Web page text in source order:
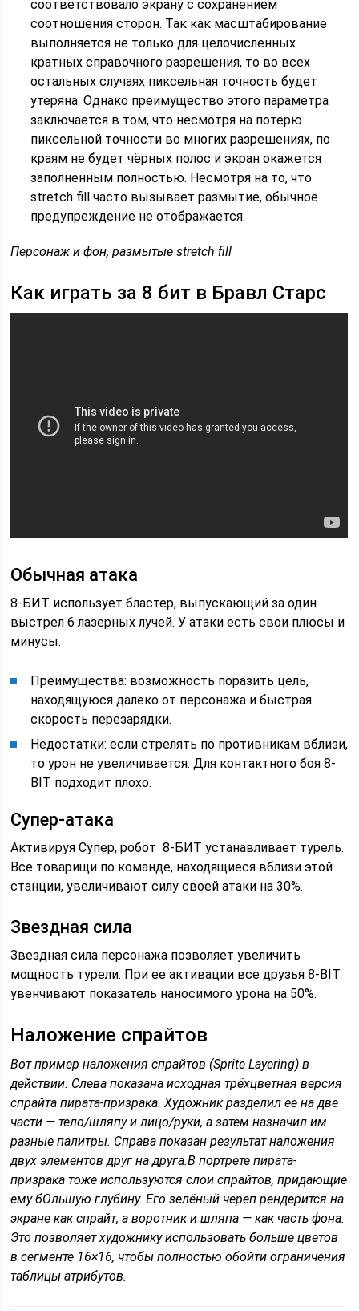
соответствовало экрану с сохранением
соотношения сторон. Так как масштабирование
выполняется не только для целочисленных
кратных справочного разрешения, то во всех
остальных случаях пиксельная точность будет
утеряна. Однако преимущество этого параметра
заключается в том, что несмотря на потерю
пиксельной точности во многих разрешениях, по
краям не будет чёрных полос и экран окажется
заполненным полностью. Несмотря на то, что
stretch fill часто вызывает размытие, обычное
предупреждение не отображается.
Персонаж и фон, размытые stretch fill
Как играть за 8 бит в Бравл Старс
Обычная атака
8-БИТ использует бластер, выпускающий за один
выстрел 6 лазерных лучей. У атаки есть свои плюсы и
минусы.
Преимущества: возможность поразить цель,
находящуюся далеко от персонажа и быстрая
скорость перезарядки.
Недостатки: если стрелять по противникам вблизи,
то урон не увеличивается. Для контактного боя 8-
BIT подходит плохо.
Супер-атака
Активируя Супер, робот 8-БИТ устанавливает турель.
Все товарищи по команде, находящиеся вблизи этой
станции, увеличивают силу своей атаки на 30%.
Звездная сила
Звездная сила персонажа позволяет увеличить
мощность турели. При ее активации все друзья 8-BIT
увенчивают показатель наносимого урона на 50%.
Наложение спрайтов
Вот пример наложения спрайтов (Sprite Layering) в
действии. Слева показана исходная трёхцветная версия
спрайта пирата-призрака. Художник разделил её на две
части — тело/шляпу и лицо/руки, а затем назначил им
разные палитры. Справа показан результат наложения
двух элементов друг на друга.В портрете пирата-
призрака тоже используются слои спрайтов, придающие
ему бОльшую глубину. Его зелёный череп рендерится на
экране как спрайт, а воротник и шляпа — как часть фона.
Это позволяет художнику использовать больше цветов
в сегменте 16×16, чтобы полностью обойти ограничения
таблицы атрибутов.